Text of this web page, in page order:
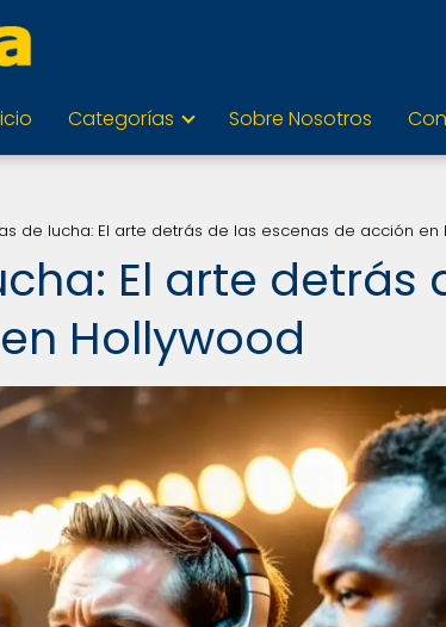
Categorías Sobre Nosotros
de lucha: El arte detrás de las escenas de acción en
El arte detrás
Hollywood